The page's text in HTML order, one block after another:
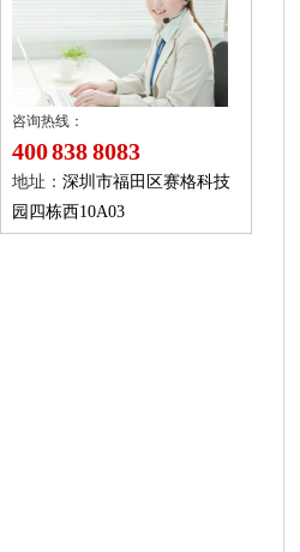
咨询热线：
400 838 8083
地址： 深圳市福田区赛格科技
园四栋西10A03